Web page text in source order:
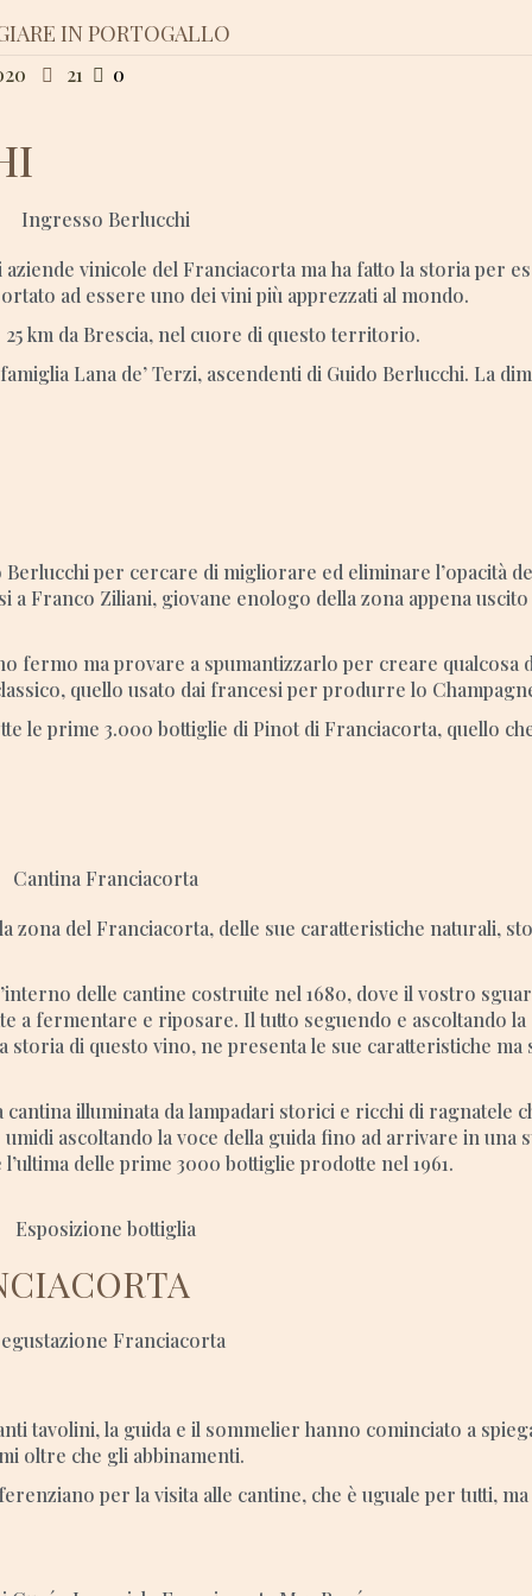
IN PORTOGALLO
0
21
vinicole del Franciacorta ma ha fatto la storia per
ad essere uno dei vini più apprezzati al mondo.
km da Brescia, nel cuore di questo territorio.
Lana de’ Terzi, ascendenti di Guido Berlucchi. La
Berlucchi per cercare di migliorare ed eliminare l’opacità
Franco Ziliani, giovane enologo della zona appena uscito
fermo ma provare a spumantizzarlo per creare qualcosa
quello usato dai francesi per produrre lo
le prime 3.000 bottiglie di Pinot di Franciacorta, quello
zona del Franciacorta, delle sue caratteristiche naturali,
delle cantine costruite nel 1680, dove il vostro
a fermentare e riposare. Il tutto seguendo e ascoltando
di questo vino, ne presenta le sue caratteristiche ma
illuminata da lampadari storici e ricchi di ragnatele
ascoltando la voce della guida fino ad arrivare in una
delle prime 3000 bottiglie prodotte nel 1961.
tavolini, la guida e il sommelier hanno cominciato a
oltre che gli abbinamenti.
per la visita alle cantine, che è uguale per tutti,